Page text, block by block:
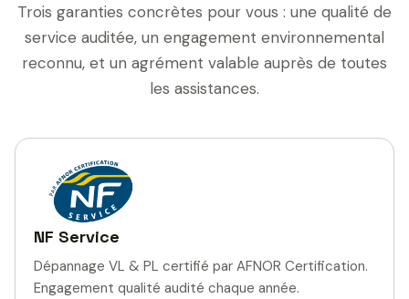
Trois garanties concrètes pour vous : une qualité de
service auditée, un engagement environnemental
reconnu, et un agrément valable auprès de toutes
les assistances.
NF Service
Dépannage VL & PL certifié par AFNOR Certification.
Engagement qualité audité chaque année.